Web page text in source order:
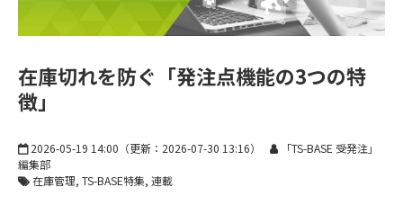
在庫切れを防ぐ「発注点機能の3つの特
徴」
2026-05-19 14:00 （更新： 2026-07-30 13:16）
「TS-BASE 受発注」
編集部
在庫管理 TS-BASE特集 連載